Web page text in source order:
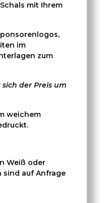
mit Ihrem
im
zum
der Preis um
weichem
Weiß oder
sind auf Anfrage